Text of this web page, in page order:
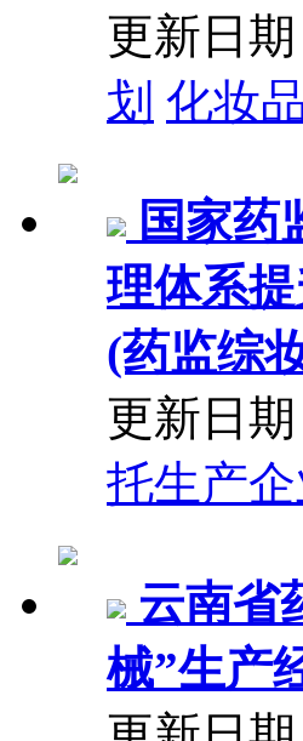
更新日
划 化妆
国家药
理体系
(药监综
更新日
托生产
云南省
械”生产